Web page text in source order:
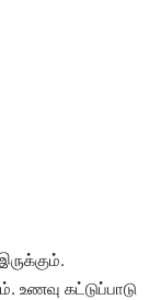
கட்டுப்பாடு